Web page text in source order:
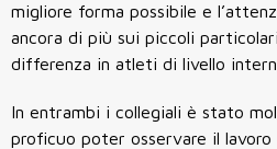
migliore forma possibile e
ancora di più sui piccoli
differenza in atleti di livello
In entrambi i collegiali è stato
proficuo poter osservare il